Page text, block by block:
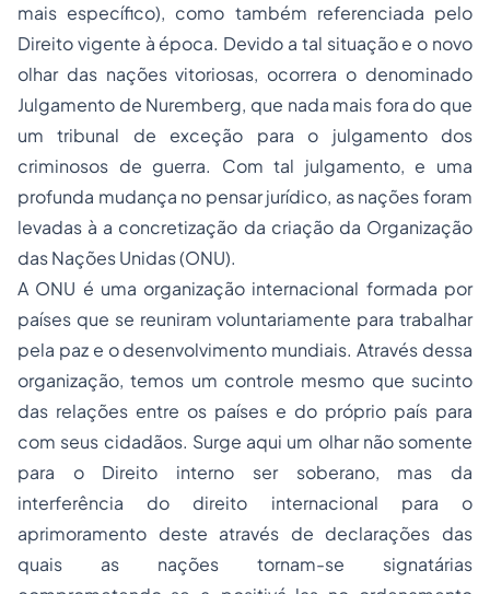
mais específico), como também referenciada pelo
Direito vigente à época. Devido a tal situação e o novo
olhar das nações vitoriosas, ocorrera o denominado
Julgamento de Nuremberg, que nada mais fora do que
um tribunal de exceção para o julgamento dos
criminosos de guerra. Com tal julgamento, e uma
profunda mudança no pensar jurídico, as nações foram
levadas à a concretização da criação da Organização
das Nações Unidas (ONU).
A ONU é uma organização internacional formada por
países que se reuniram voluntariamente para trabalhar
pela paz e o desenvolvimento mundiais. Através dessa
organização, temos um controle mesmo que sucinto
das relações entre os países e do próprio país para
com seus cidadãos. Surge aqui um olhar não somente
para o Direito interno ser soberano, mas da
interferência do direito internacional para o
aprimoramento deste através de declarações das
quais as nações tornam-se signatárias